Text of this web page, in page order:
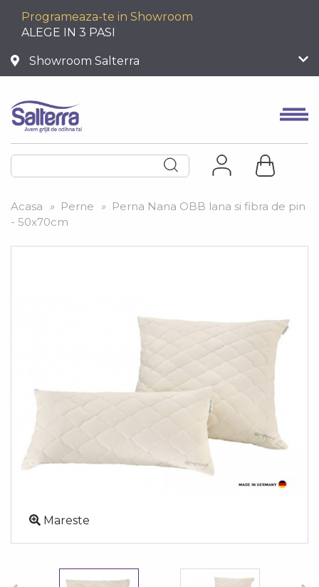
Programeaza-te in Showroom
ALEGE IN 3 PASI
Showroom Salterra
Acasa » Perne » Perna Nana OBB lana si fibra de pin
- 50x70cm
Mareste